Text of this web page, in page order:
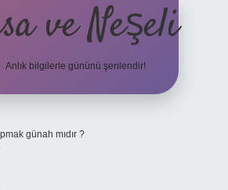
ve Neşeli
Anlık bilgilerle gününü şenlendir!
günah mıdır ?